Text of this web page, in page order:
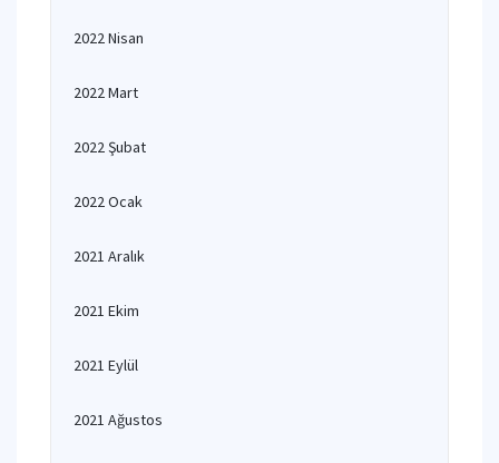
2022 Nisan
2022 Mart
2022 Şubat
2022 Ocak
2021 Aralık
2021 Ekim
2021 Eylül
2021 Ağustos